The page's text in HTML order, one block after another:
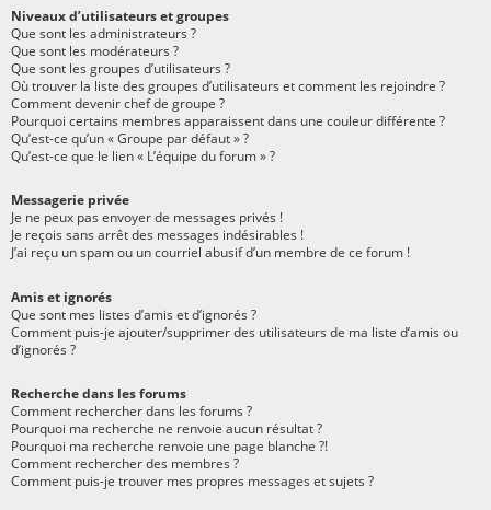
Niveaux d’utilisateurs et groupes
Que sont les administrateurs ?
Que sont les modérateurs ?
Que sont les groupes d’utilisateurs ?
Où trouver la liste des groupes d’utilisateurs et comment les rejoindre ?
Comment devenir chef de groupe ?
Pourquoi certains membres apparaissent dans une couleur différente ?
Qu’est-ce qu’un « Groupe par défaut » ?
Qu’est-ce que le lien « L’équipe du forum » ?
Messagerie privée
Je ne peux pas envoyer de messages privés !
Je reçois sans arrêt des messages indésirables !
J’ai reçu un spam ou un courriel abusif d’un membre de ce forum !
Amis et ignorés
Que sont mes listes d’amis et d’ignorés ?
Comment puis-je ajouter/supprimer des utilisateurs de ma liste d’amis ou
d’ignorés ?
Recherche dans les forums
Comment rechercher dans les forums ?
Pourquoi ma recherche ne renvoie aucun résultat ?
Pourquoi ma recherche renvoie une page blanche ?!
Comment rechercher des membres ?
Comment puis-je trouver mes propres messages et sujets ?